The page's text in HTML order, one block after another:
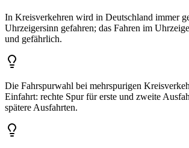
In Kreisverkehren wird in Deutschland immer
Uhrzeigersinn gefahren; das Fahren im
und gefährlich.
Die Fahrspurwahl bei mehrspurigen
Einfahrt: rechte Spur für erste und zweite
spätere Ausfahrten.